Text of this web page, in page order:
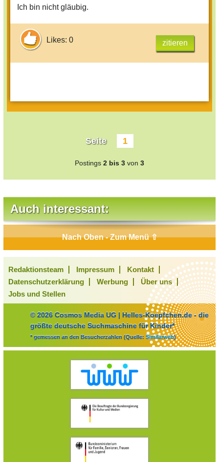
Ich bin nicht gläubig.
Likes: 0 zitieren
Seite 1
Postings 2 bis 3 von 3
Auch interessant:
Nach Oben - Zum Menü ⇧
Redaktionsteam Impressum
Kontakt
Datenschutzerklärung
Werbung
Über uns
Jobs und Stellen
© 2026 Cosmos Media UG | Helles-Koepfchen.de - die
größte deutsche Suchmaschine für Kinder*
* gemessen an den Besucherzahlen (Quelle: Similarweb)